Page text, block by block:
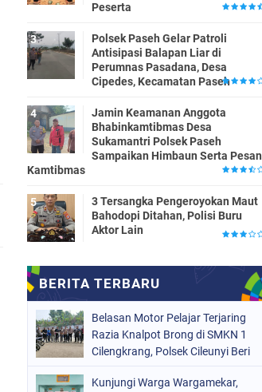
Peserta
Polsek Paseh Gelar Patroli
Antisipasi Balapan Liar di
Perumnas Pasadana, Desa
Cipedes, Kecamatan Paseh
Jamin Keamanan Anggota
Bhabinkamtibmas Desa
Sukamantri Polsek Paseh
Sampaikan Himbaun Serta Pesan
Kamtibmas
3 Tersangka Pengeroyokan Maut
Bahodopi Ditahan, Polisi Buru
Aktor Lain
Belasan Motor Pelajar Terjaring
Razia Knalpot Brong di SMKN 1
Cilengkrang, Polsek Cileunyi Beri
Keselamatan Berkendara
Kunjungi Warga Wargamekar,